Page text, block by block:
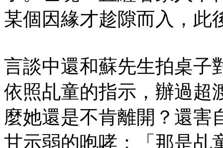
某個因緣才趁隙而入，此
言談中還和蘇先生拍桌子
依照乩童的指示，辦過超
麼她還是不肯離開？還害
甘示弱的咆哮：「那是乩